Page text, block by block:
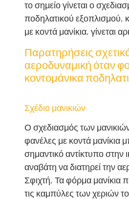
το σημείο γίνεται ο
ποδηλατικού εξοπλισμού,
με κοντά μανίκια, γίνεται
Παρατηρήσεις
αεροδυναμική όταν
κοντομάνικα
Σχέδιο μανικιών
Ο σχεδιασμός των
φανέλες με κοντά μανίκια
σημαντικό αντίκτυπο στην
αναβάτη να διατηρεί την
Σφιχτή, Τα φόρμα μανίκια
τις καμπύλες των χεριών